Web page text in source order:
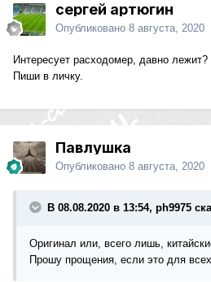
сергей артюгин
Опубликовано 8 августа, 2020
Интересует расходомер, давно лежит?
Пиши в личку.
Павлушка
Опубликовано 8 августа, 2020
В 08.08.2020 в 13:54, ph9975
Оригинал или, всего лишь,
Прошу прощения, если это для